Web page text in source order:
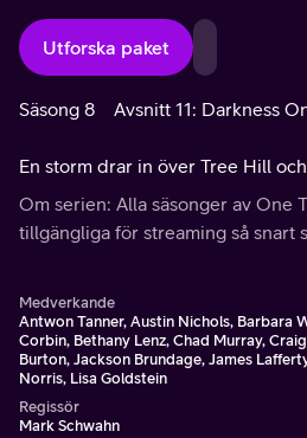
Utforska paket
Säsong 8 Avsnitt 11: Darkness
En storm drar in över Tree Hill
Om serien: Alla säsonger av One
tillgängliga för streaming så snart
Medverkande
Antwon Tanner, Austin Nichols, Barbara
Corbin, Bethany Lenz, Chad Murray,
Burton, Jackson Brundage, James
Norris, Lisa Goldstein
Regissör
Mark Schwahn